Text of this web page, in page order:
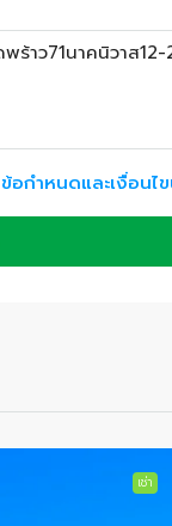
ข้อกำหนดและเงื่อนไ
เช่า